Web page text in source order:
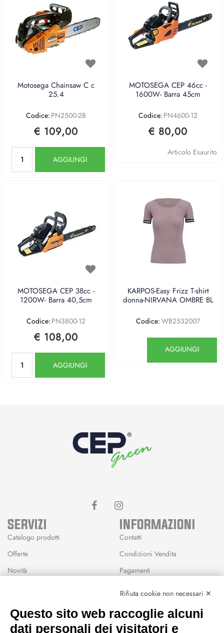
Motosega Chainsaw C c
25.4
Codice: PN2500-2B
€ 109,00
AGGIUNGI
MOTOSEGA CEP 46cc -
1600W- Barra 45cm
Codice: PN4600-12
€ 80,00
Articolo Esaurito
MOTOSEGA CEP 38cc -
1200W- Barra 40,5cm
Codice: PN3800-12
€ 108,00
AGGIUNGI
KARPOS-Easy Frizz T-shirt
donna-NIRVANA OMBRE BL
Codice: WB2532007
AGGIUNGI
SERVIZI
Catalogo prodotti
Offerte
Novità
Wishlist
INFORMAZIONI
Contatti
Condizioni Vendita
Pagamenti
Rifiuta cookie non necessari ✕
Questo sito web raccoglie alcuni
dati personali dei visitatori e